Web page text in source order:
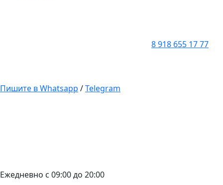
8 918 655 17 77
Пишите в Whatsapp /Telegram
Ежедневно с 09:00 до 20:00